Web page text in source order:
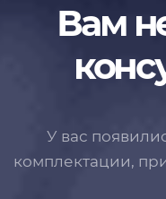
Вам
У вас
комплектации,